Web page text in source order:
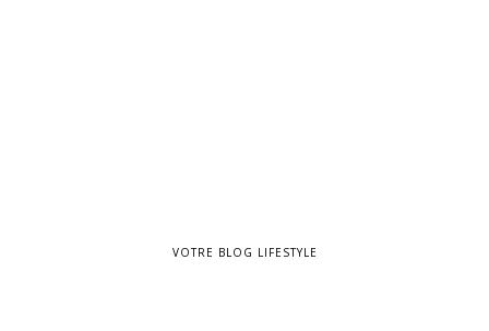
VOTRE BLOG LIFESTYLE